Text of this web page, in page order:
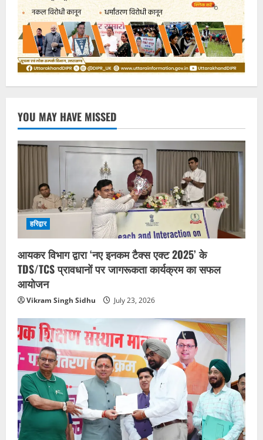
YOU MAY HAVE MISSED
हरिद्वार
आयकर विभाग द्वारा ‘नए इनकम टैक्स एक्ट 2025’ के
TDS/TCS प्रावधानों पर जागरूकता कार्यक्रम का सफल
आयोजन
Vikram Singh Sidhu July 23, 2026